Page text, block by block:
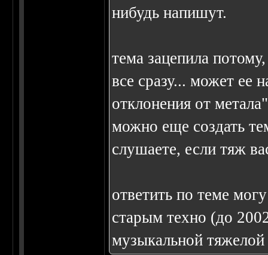
нибудь напишут.
тема зацепила
все сразу... может ее
отклонения от
можно еще создать
слушаете, если тяж
ответить по теме
старым техно (до
музыкальной тяжелой